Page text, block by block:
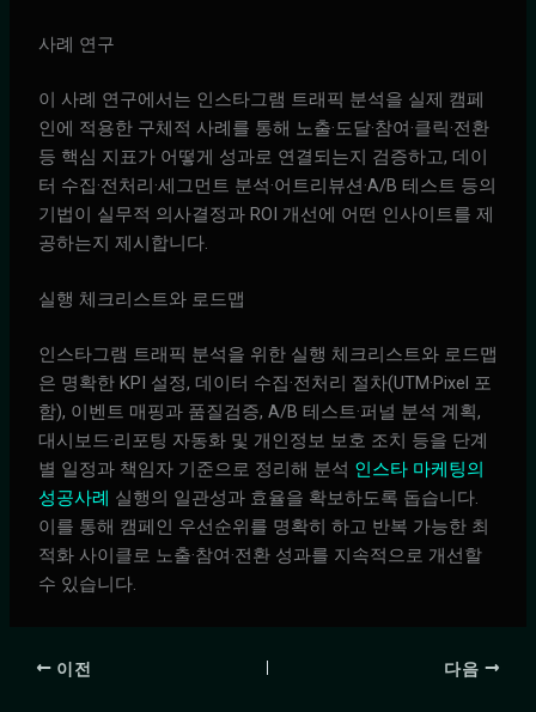
사례 연구
이 사례 연구에서는 인스타그램 트래픽 분석을 실제 캠페
인에 적용한 구체적 사례를 통해 노출·도달·참여·클릭·전환
등 핵심 지표가 어떻게 성과로 연결되는지 검증하고, 데이
터 수집·전처리·세그먼트 분석·어트리뷰션·A/B 테스트 등의
기법이 실무적 의사결정과 ROI 개선에 어떤 인사이트를 제
공하는지 제시합니다.
실행 체크리스트와 로드맵
인스타그램 트래픽 분석을 위한 실행 체크리스트와 로드맵
은 명확한 KPI 설정, 데이터 수집·전처리 절차(UTM·Pixel 포
함), 이벤트 매핑과 품질검증, A/B 테스트·퍼널 분석 계획,
대시보드·리포팅 자동화 및 개인정보 보호 조치 등을 단계
별 일정과 책임자 기준으로 정리해 분석 인스타 마케팅의
성공사례 실행의 일관성과 효율을 확보하도록 돕습니다.
이를 통해 캠페인 우선순위를 명확히 하고 반복 가능한 최
적화 사이클로 노출·참여·전환 성과를 지속적으로 개선할
수 있습니다.
이전 다음